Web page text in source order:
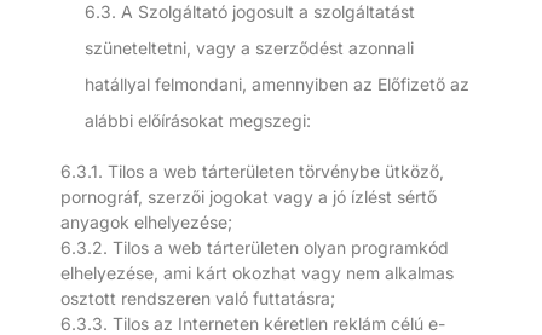
6.3. A Szolgáltató jogosult a szolgáltatást
szüneteltetni, vagy a szerződést azonnali
hatállyal felmondani, amennyiben az Előfizető az
alábbi előírásokat megszegi:
6.3.1. Tilos a web tárterületen törvénybe ütköző,
pornográf, szerzői jogokat vagy a jó ízlést sértő
anyagok elhelyezése;
6.3.2. Tilos a web tárterületen olyan programkód
elhelyezése, ami kárt okozhat vagy nem alkalmas
osztott rendszeren való futtatásra;
6.3.3. Tilos az Interneten kéretlen reklám célú e-